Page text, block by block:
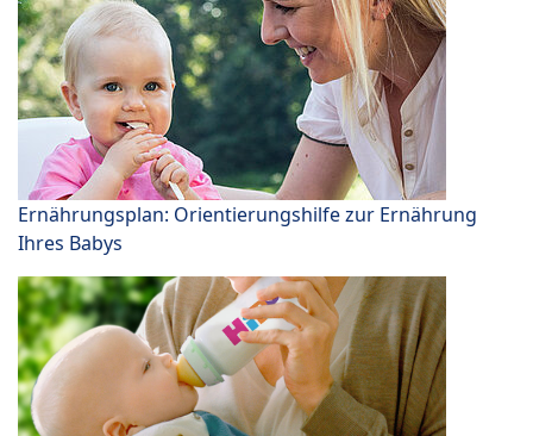
Ernährungsplan: Orientierungshilfe zur Ernährung
Ihres Babys